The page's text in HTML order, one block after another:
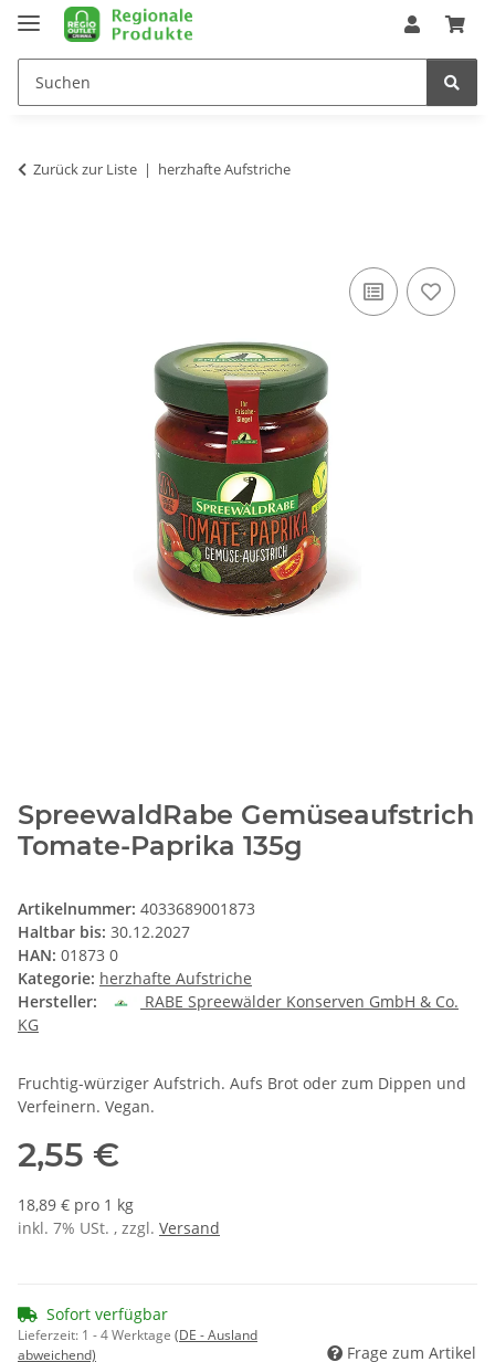
Zurück zur Liste herzhafte Aufstriche
SpreewaldRabe Gemüseaufstrich
Tomate-Paprika 135g
Artikelnummer: 4033689001873
Haltbar bis: 30.12.2027
HAN: 01873 0
Kategorie: herzhafte Aufstriche
Hersteller:
RABE Spreewälder Konserven GmbH & Co.
KG
Fruchtig-würziger Aufstrich. Aufs Brot oder zum Dippen und
Verfeinern. Vegan.
2,55 €
18,89 € pro 1 kg
inkl. 7% USt. , zzgl. Versand
Sofort verfügbar
Lieferzeit: 1 - 4 Werktage (DE - Ausland
abweichend)
Frage zum Artikel